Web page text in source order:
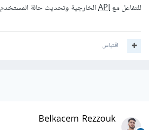
للتفاعل معAPIالخارجية وتحديث حالة المستخدم.
اقتباس
Belkacem Rezzouk